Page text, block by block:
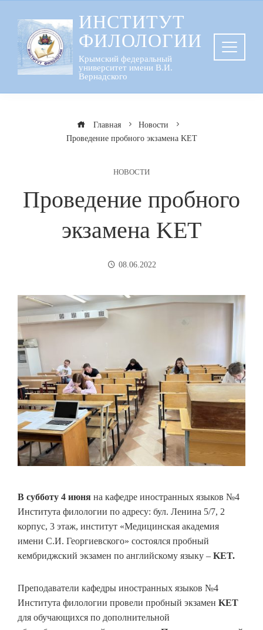
содержанию
ИНСТИТУТ
ФИЛОЛОГИИ
Крымский федеральный
университет имени В.И.
Вернадского
Главная
Новости
Проведение пробного экзамена KET
НОВОСТИ
Проведение пробного
экзамена KET
08.06.2022
В субботу 4 июня на кафедре иностранных языков №4
Института филологии по адресу: бул. Ленина 5/7, 2
корпус, 3 этаж, институт «Медицинская академия
имени С.И. Георгиевского» состоялся пробный
кембриджский экзамен по английскому языку – KET.
Преподаватели кафедры иностранных языков №4
Института филологии провели пробный экзамен KET
для обучающихся по дополнительной